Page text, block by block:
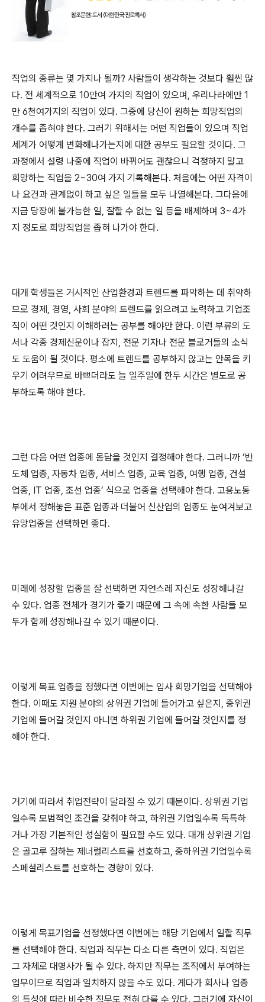
직업의 종류는 몇 가지나 될까? 사람들이 생각하는 것보다 훨씬 많
다. 전 세계적으로 10만여 가지의 직업이 있으며, 우리나라에만 1
만 6천여가지의 직업이 있다. 그중에 당신이 원하는 희망직업의
개수를 좁혀야 한다. 그러기 위해서는 어떤 직업들이 있으며 직업
세계가 어떻게 변화해나가는지에 대한 공부도 필요할 것이다. 그
과정에서 설령 나중에 직업이 바뀌어도 괜찮으니 걱정하지 말고
희망하는 직업을 2~30여 가지 기록해본다. 처음에는 어떤 자격이
나 요건과 관계없이 하고 싶은 일들을 모두 나열해본다. 그다음에
지금 당장에 불가능한 일, 잘할 수 없는 일 등을 배제하며 3~4가
지 정도로 희망직업을 좁혀 나가야 한다.
대개 학생들은 거시적인 산업환경과 트렌드를 파악하는 데 취약하
므로 경제 , 경영, 사회 분야의 트렌드를 읽으려고 노력하고 기업조
직이 어떤 것인지 이해하려는 공부를 해야만 한다. 이런 부류의 도
서나 각종 경제신문이나 잡지 , 전문 기자나 전문 블로거들의 소식
도 도움이 될 것이다. 평소에 트렌드를 공부하지 않고는 안목을 키
우기 어려우므로 바쁘더라도 늘 일주일에 한두 시간은 별도로 공
부하도록 해야 한다.
그런 다음 어떤 업종에 몸담을 것인지 결정해야 한다. 그러니까 ‘반
도체 업종, 자동차 업종, 서비스 업종, 교육 업종, 여행 업종, 건설
업종, IT 업종, 조선 업종’ 식으로 업종을 선택해야 한다. 고용노동
부에서 정해놓은 표준 업종과 더불어 신산업의 업종도 눈여겨보고
유망업종을 선택하면 좋다.
미래에 성장할 업종을 잘 선택하면 자연스레 자신도 성장해나갈
수 있다. 업종 전체가 경기가 좋기 때문에 그 속에 속한 사람들 모
두가 함께 성장해나갈 수 있기 때문이다.
이렇게 목표 업종을 정했다면 이번에는 입사 희망기업을 선택해야
한다. 이때도 지원 분야의 상위권 기업에 들어가고 싶은지 , 중위권
기업에 들어갈 것인지 아니면 하위권 기업에 들어갈 것인지를 정
해야 한다.
거기에 따라서 취업전략이 달라질 수 있기 때문이다. 상위권 기업
일수록 모범적인 조건을 갖춰야 하고, 하위권 기업일수록 독특하
거나 가장 기본적인 성실함이 필요할 수도 있다. 대개 상위권 기업
은 골고루 잘하는 제너럴리스트를 선호하고, 중하위권 기업일수록
스페셜리스트를 선호하는 경향이 있다.
이렇게 목표기업을 선정했다면 이번에는 해당 기업에서 일할 직무
를 선택해야 한다. 직업과 직무는 다소 다른 측면이 있다. 직업은
그 자체로 대명사가 될 수 있다. 하지만 직무는 조직에서 부여하는
업무이므로 직업과 일치하지 않을 수도 있다. 게다가 회사나 업종
의 특성에 따라 비슷한 직무도 전혀 다를 수 있다. 그러기에 자신이